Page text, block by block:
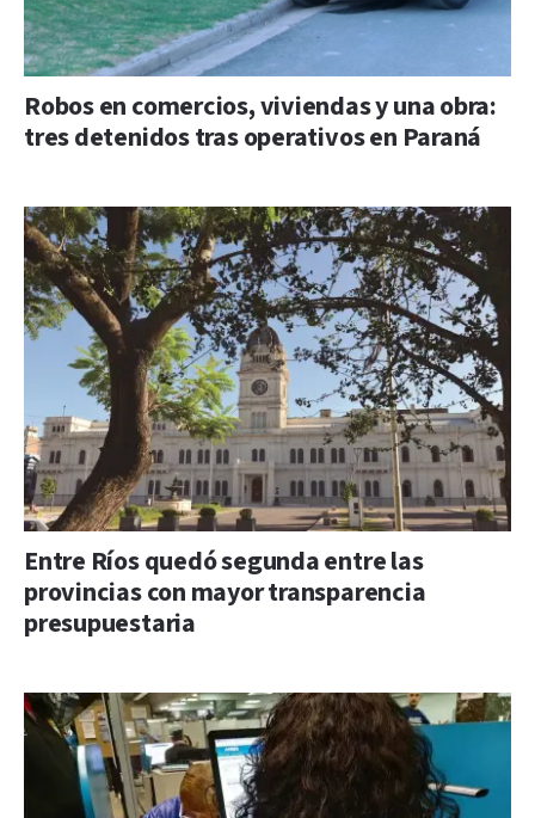
Robos en comercios, viviendas y una obra:
tres detenidos tras operativos en Paraná
Entre Ríos quedó segunda entre las
provincias con mayor transparencia
presupuestaria